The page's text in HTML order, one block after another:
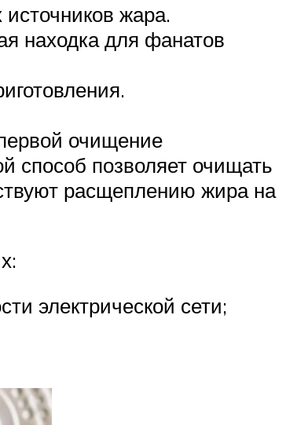
жара.
находка для фанатов
очищение
способ позволяет очищать
расщеплению жира на
электрической сети;